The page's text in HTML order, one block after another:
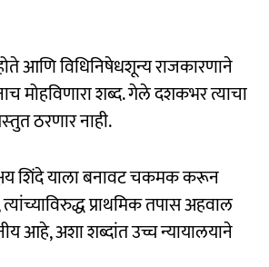
आणि विधिनिषेधशून्य राजकारणाने
मोहविणारा शब्द. गेले दशकभर त्याचा
ठरणार नाही.
शिंदे याला बनावट चकमक करून
प्राथमिक तपास अहवाल
अशा शब्दांत उच्च न्यायालयाने